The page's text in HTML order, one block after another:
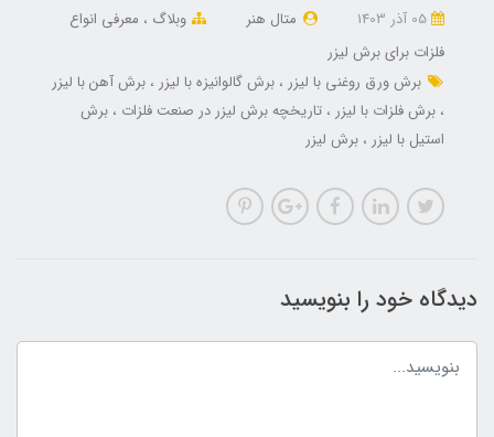
متال هنر وبلاگ
معرفی انواع
فلزات برای برش لیزر
برش ورق روغنی با لیزر
برش گالوانیزه با لیزر
برش آهن با لیزر
برش فلزات با لیزر
تاریخچه برش لیزر در صنعت فلزات
برش
استیل با لیزر
برش لیزر
دیدگاه خود را بنویسید